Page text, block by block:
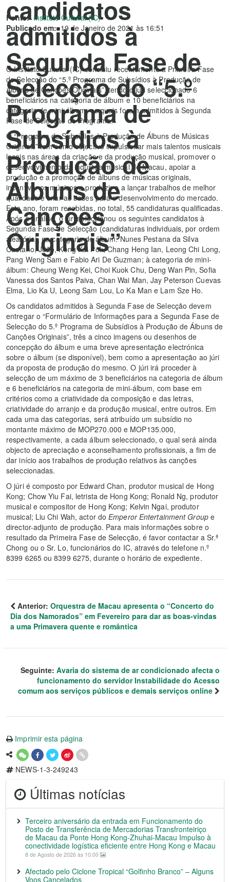
candidatos
admitidos à
Segunda Fase de
Selecção do “5.º
Programa de
Subsídios à
Produção de
Álbuns de
Canções
Originais”
Fonte: Instituto Cultural (IC)
Publicado em: 19 de Janeiro de 2021 às 16:51
O Instituto Cultural (IC) concluiu recentemente a Primeira Fase
de Selecção do “5.º Programa de Subsídios à Produção de
Álbuns de Canções Originais”, tendo o júri seleccionado 6
beneficiários na categoria de álbum e 10 beneficiários na
categoria de mini-álbum, os quais foram admitidos à Segunda
Fase de Selecção do Programa.
O “Programa de Subsídios à Produção de Álbuns de Músicas
Originais” tem como objectivo impulsionar mais talentos musicais
locais nas áreas da criação e da produção musical, promover o
desenvolvimento da indústria musical de Macau, apoiar a
produção e a promoção de álbuns de músicas originais,
incentivar os músicos a produzir e a lançar trabalhos de melhor
qualidade e criar as bases para o desenvolvimento do mercado.
Este ano, foram recebidas, no total, 55 candidaturas qualificadas.
Após a análise, o júri seleccionou os seguintes candidatos à
Segunda Fase de Selecção (candidaturas individuais, por ordem
aleatória), na categoria de álbum: Nunes Pestana da Silva
Caetano, João, Kong Kai Pok, Chang Heng Ian, Leong Chi Long,
Pang Weng Sam e Fabio Ari De Guzman; à categoria de mini-
álbum: Cheung Weng Kei, Choi Kuok Chu, Deng Wan Pin, Sofia
Vanessa dos Santos Paiva, Chan Wai Man, Jay Peterson Cuevas
Elma, Lio Ka U, Leong Sam Lou, Lo Ka Man e Lam Sze Ho.
Os candidatos admitidos à Segunda Fase de Selecção devem
entregar o “Formulário de Informações para a Segunda Fase de
Selecção do 5.º Programa de Subsídios à Produção de Álbuns de
Canções Originais”, três a cinco imagens ou desenhos de
concepção do álbum e uma breve apresentação electrónica
sobre o álbum (se disponível), bem como a apresentação ao júri
da proposta de produção do mesmo. O júri irá proceder à
selecção de um máximo de 3 beneficiários na categoria de álbum
e 6 beneficiários na categoria de mini-álbum, com base em
critérios como a criatividade da composição e das letras,
criatividade do arranjo e da produção musical, entre outros. Em
cada uma das categorias, será atribuído um subsídio no
montante máximo de MOP270.000 e MOP135.000,
respectivamente, a cada álbum seleccionado, o qual será ainda
objecto de apreciação e aconselhamento profissionais, a fim de
dar início aos trabalhos de produção relativos às canções
seleccionadas.
O júri é composto por Edward Chan, produtor musical de Hong
Kong; Chow Yiu Fai, letrista de Hong Kong; Ronald Ng, produtor
musical e compositor de Hong Kong; Kelvin Ngai, produtor
musical; Liu Chi Wah, actor doEmperor Entertainment Groupe
director-adjunto de produção. Para mais informações sobre o
resultado da Primeira Fase de Selecção, é favor contactar a Sr.ª
Chong ou o Sr. Lo, funcionários do IC, através do telefone n.º
8399 6265 ou 8399 6275, durante o horário de expediente.
Anterior: Orquestra de Macau apresenta o “Concerto do
Dia dos Namorados” em Fevereiro para dar as boas-vindas
a uma Primavera quente e romântica
Seguinte: Avaria do sistema de ar condicionado afecta o
funcionamento do servidor Instabilidade do Acesso
comum aos serviços públicos e demais serviços online
Imprimir esta página
NEWS-1-3-249243
Últimas notícias
Terceiro aniversário da entrada em Funcionamento do
Posto de Transferência de Mercadorias Transfronteiriço
de Macau da Ponte Hong Kong-Zhuhai-Macau Impulso à
conectividade logística eficiente entre Hong Kong e Macau
8 de Agosto de 2026 às 10:00
Afectado pelo Ciclone Tropical “Golfinho Branco” – Alguns
Voos Cancelados